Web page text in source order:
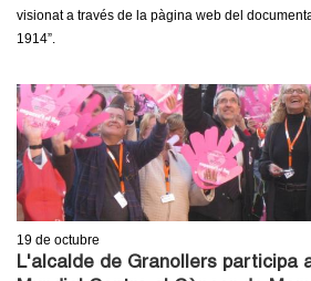
visionat a través de la pàgina web del
1914”.
19 de octubre
L'alcalde de Granollers participa